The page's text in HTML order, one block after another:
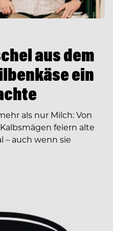
aus dem
ein
als nur Milch: Von
feiern alte
– auch wenn sie